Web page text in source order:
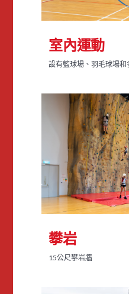
室內運動
設有籃球場、羽毛球場和
攀岩
15公尺攀岩牆